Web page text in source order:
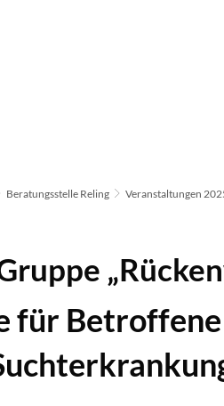
Beratungsstelle Reling Veranstaltungen
für